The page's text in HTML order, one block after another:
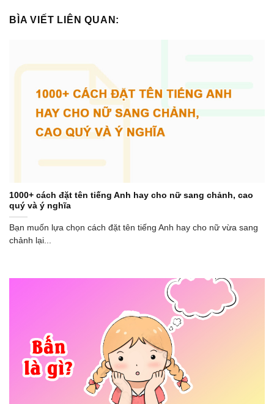
BÌA VIẾT LIÊN QUAN:
1000+ cách đặt tên tiếng Anh hay cho nữ sang chảnh, cao
quý và ý nghĩa
Bạn muốn lựa chọn cách đặt tên tiếng Anh hay cho nữ vừa sang
chảnh lại...